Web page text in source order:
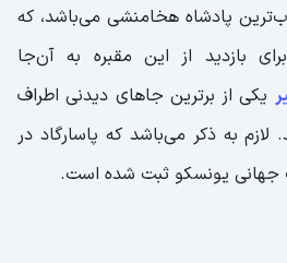
پادشاه هخامنشی می‌باشد، که
برای بازدید از این مقبره به آن‌جا
یکی از برترین جاهای دیدنی اطراف
به ذکر می‌باشد که پاسارگاد در